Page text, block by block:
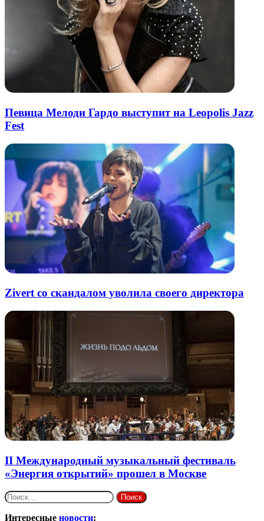
Певица Мелоди Гардо выступит на Leopolis Jazz
Fest
Zivert со скандалом уволила своего директора
II Международный музыкальный фестиваль
«Энергия открытий» прошел в Москве
Найти:
Интересные новости: